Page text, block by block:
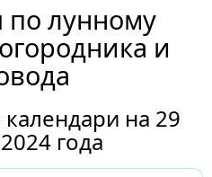
по лунному
и
на 29
года